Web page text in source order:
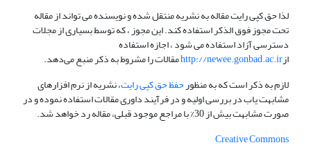
لذا حق کپی رایت مقاله به نشریه منتقل شده و نویسنده می تواند از مقاله
تحت مجوز فوق الذکر استفاده کند. این مجوز ، که توسط بسیاری از مجلات
دسترسی آزاد استفاده می شود ، اجازه استفاده
ازhttp://newee.gonbad.ac.irمقالات را مشروط به ذکر منبع می‌دهد.
لازم به ذکر است که به منظورحفظ حق کپی رایت، نشریه از نرم افزارهای
مشابهت یاب در بررسی اولیه و در فرآیند داوری مقالات استفاده نموده و در
صورت مشابهت بیش از 30% با مراجع موجود قبلی، مقاله رد خواهد شد.
Creative Commons